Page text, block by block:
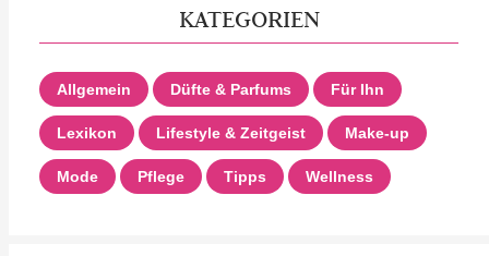
KATEGORIEN
Allgemein Düfte & Parfums Für Ihn
Lexikon Lifestyle & Zeitgeist Make-up
Mode Pflege Tipps Wellness